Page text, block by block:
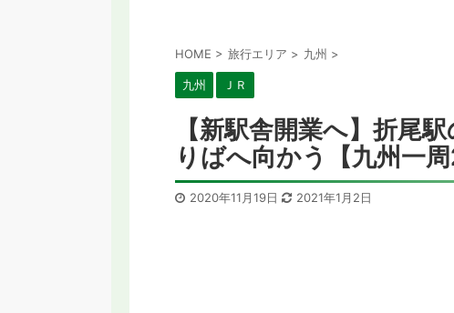
HOME > 旅行エリア > 九州 >
九州 ＪＲ
【新駅舎開業へ】折尾
りばへ向かう【九州一周
2020年11月19日 2021年1月2日